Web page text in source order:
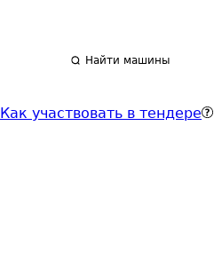
Найти машины
Как участвовать в тендере